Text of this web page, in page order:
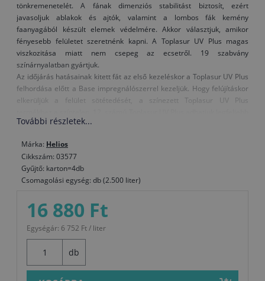
tönkremenetelét. A fának dimenziós stabilitást biztosít, ezért
javasoljuk ablakok és ajtók, valamint a lombos fák kemény
faanyagából készült elemek védelmére. Akkor választjuk, amikor
fényesebb felületet szeretnénk kapni. A Toplasur UV Plus magas
viszkozitása miatt nem csepeg az ecsetről. 19 szabvány
színárnyalatban gyártjuk.
Az időjárás hatásainak kitett fát az első kezeléskor a Toplasur UV Plus
felhordása előtt a Base impregnálószerrel kezeljük. Hogy felújításkor
elkerüljük a felület sötétedését, a színezett Toplasur UV Plus
azonos mennyiségben és az így kapott keveréket visszük fel a
Amikor kerti bútort festünk vagy mechanikai igénybevételnek kitett
faelemeket, az igénybevétel előtt egy héten keresztül hagyjuk
száradni.
alkalmas utolsó bevonatrétegként a sötét színű lazúrokra, vagy a
sötétebb színárnyalatú fafajtákra, mivel a különleges UV-szűrők
és elnyelők tejszerű külsőt adhatnak a felületnek.
Felhasználás:
További részletek...
Márka: Helios
Cikkszám: 03577
Gyűjtő: karton=4db
Csomagolási egység: db (2.500 liter)
16 880 Ft
Egységár: 6 752 Ft / liter
db